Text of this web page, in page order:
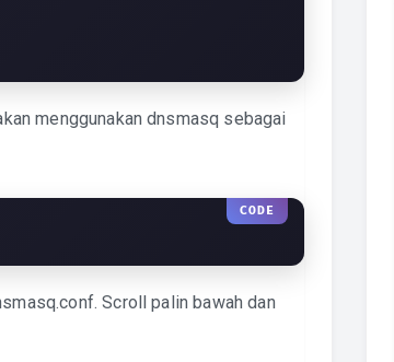
menggunakan dnsmasq sebagai
Scroll palin bawah dan